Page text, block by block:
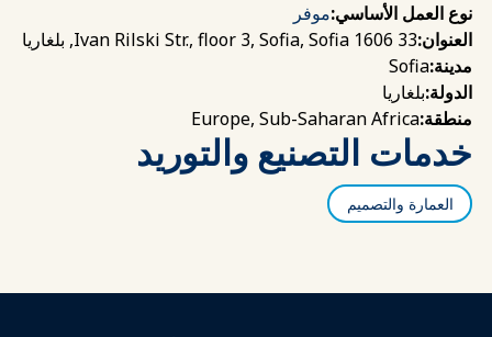
نوع العمل الأساسي:موفر
العنوان:33 Ivan Rilski Str., floor 3, Sofia, Sofia 1606, بلغاريا
مدينة:Sofia
الدولة:بلغاريا
منطقة:Europe, Sub-Saharan Africa
خدمات التصنيع والتوريد
العمارة والتصميم